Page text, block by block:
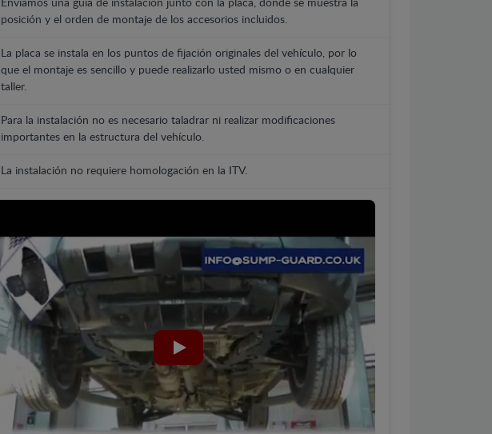
Enviamos una guía de instalación junto con la placa, donde se muestra la
posición y el orden de montaje de los accesorios incluidos.
La placa se instala en los puntos de fijación originales del vehículo, por lo
que el montaje es sencillo y puede realizarlo usted mismo o en cualquier
taller.
Para la instalación no es necesario taladrar ni realizar modificaciones
importantes en la estructura del vehículo.
La instalación no requiere homologación en la ITV.